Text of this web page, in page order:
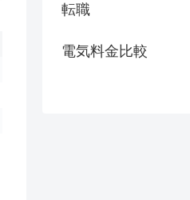
転職
電気料金比較